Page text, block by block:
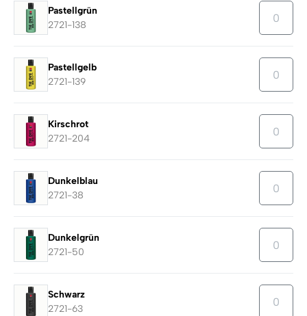
Pastellgrün
2721-138
Pastellgelb
2721-139
Kirschrot
2721-204
Dunkelblau
2721-38
Dunkelgrün
2721-50
Schwarz
2721-63